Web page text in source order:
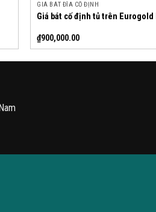
GIÁ BÁT ĐĨA CỐ ĐỊNH
Giá bát cố định tủ trên Eurogold
₫900,000.00